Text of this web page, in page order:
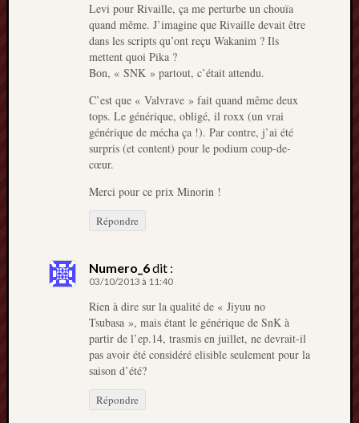
Levi pour Rivaille, ça me perturbe un chouïa
quand même. J’imagine que Rivaille devait être
dans les scripts qu’ont reçu Wakanim ? Ils
mettent quoi Pika ?
Bon, « SNK » partout, c’était attendu.
C’est que « Valvrave » fait quand même deux
tops. Le générique, obligé, il roxx (un vrai
générique de mécha ça !). Par contre, j’ai été
surpris (et content) pour le podium coup-de-
cœur.
Merci pour ce prix Minorin !
Répondre
Numero_6dit :
03/10/2013 à 11:40
Rien à dire sur la qualité de « Jiyuu no
Tsubasa », mais étant le générique de SnK à
partir de l’ep.14, trasmis en juillet, ne devrait-il
pas avoir été considéré elisible seulement pour la
saison d’été?
Répondre